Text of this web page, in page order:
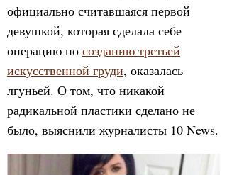
официально считавшаяся первой
девушкой, которая сделала себе
операцию по созданию третьей
искусственной груди, оказалась
лгуньей. О том, что никакой
радикальной пластики сделано не
было, выяснили журналисты 10 News.